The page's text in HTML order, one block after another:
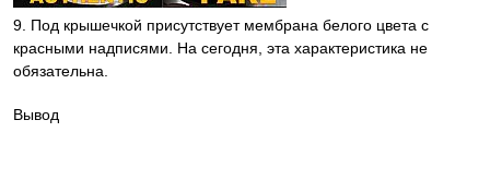
9. Под крышечкой присутствует мембрана белого цвета с
красными надписями. На сегодня, эта характеристика не
обязательна.
Вывод